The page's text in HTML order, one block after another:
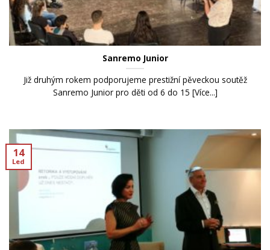
Sanremo Junior
Již druhým rokem podporujeme prestižní pěveckou soutěž
Sanremo Junior pro děti od 6 do 15 [Více...]
14
Led